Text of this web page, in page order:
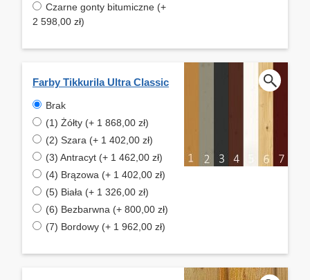
Czarne gonty bitumiczne (+
2 598,00 zł)
Farby Tikkurila Ultra Classic
Brak
(1) Żółty (+ 1 868,00 zł)
(2) Szara (+ 1 402,00 zł)
(3) Antracyt (+ 1 462,00 zł)
(4) Brązowa (+ 1 402,00 zł)
(5) Biała (+ 1 326,00 zł)
(6) Bezbarwna (+ 800,00 zł)
(7) Bordowy (+ 1 962,00 zł)